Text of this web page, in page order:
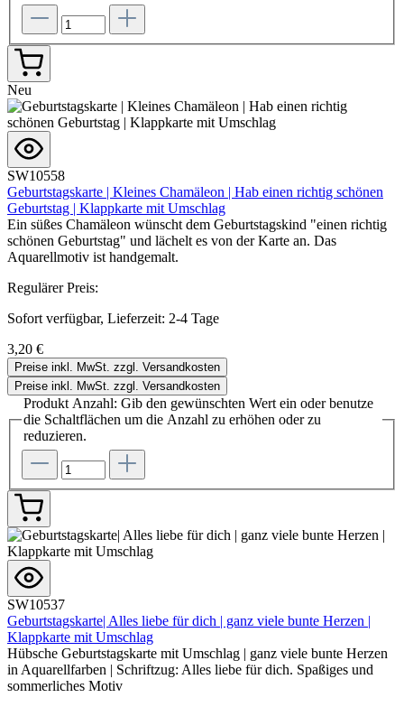
Neu
SW10558
Geburtstagskarte | Kleines Chamäleon | Hab einen richtig schönen
Geburtstag | Klappkarte mit Umschlag
Ein süßes Chamäleon wünscht dem Geburtstagskind "einen richtig
schönen Geburtstag" und lächelt es von der Karte an. Das
Aquarellmotiv ist handgemalt.
Regulärer Preis:
Sofort verfügbar, Lieferzeit: 2-4 Tage
3,20 €
Preise inkl. MwSt. zzgl. Versandkosten
Preise inkl. MwSt. zzgl. Versandkosten
Produkt Anzahl: Gib den gewünschten Wert ein oder benutze
die Schaltflächen um die Anzahl zu erhöhen oder zu
reduzieren.
SW10537
Geburtstagskarte| Alles liebe für dich | ganz viele bunte Herzen |
Klappkarte mit Umschlag
Hübsche Geburtstagskarte mit Umschlag | ganz viele bunte Herzen
in Aquarellfarben | Schriftzug: Alles liebe für dich. Spaßiges und
sommerliches Motiv